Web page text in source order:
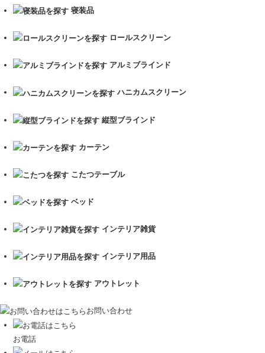
寝装品
ロールスクリーン
アルミブラインド
ハニカムスクリーン
縦型ブラインド
カーテン
こたつテーブル
ベッド
インテリア雑貨
インテリア用品
アウトレット
お問い合わせ
お電話